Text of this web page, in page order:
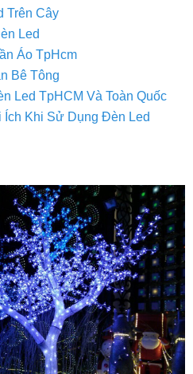
Trên Cây
Led
Áo TpHcm
Bê Tông
Led TpHCM Và Toàn Quốc
Khi Sử Dụng Đèn Led